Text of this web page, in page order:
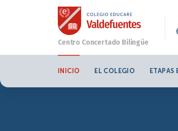
INICIO EL COLEGIO ETAPAS